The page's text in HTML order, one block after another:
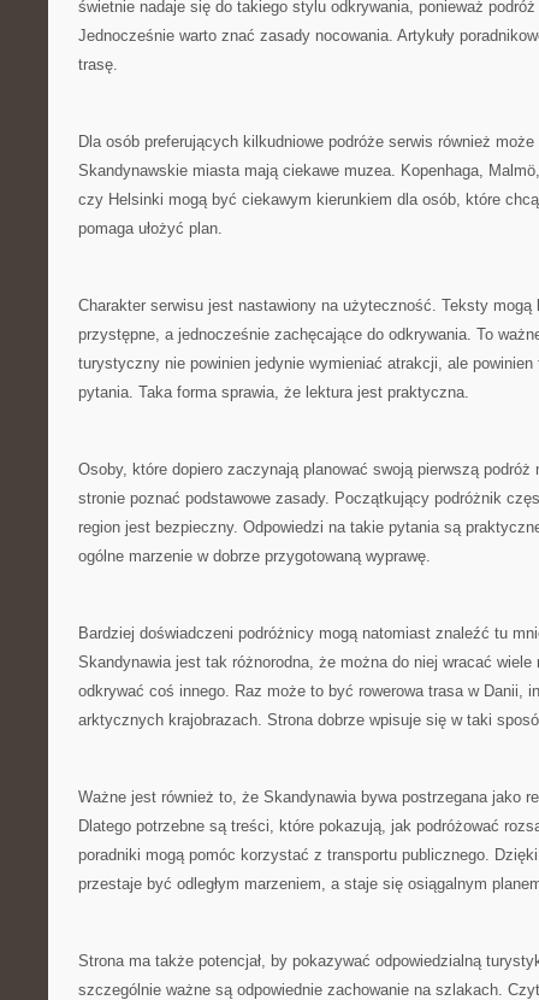
świetnie nadaje się do takiego stylu odkrywania, ponieważ
Jednocześnie warto znać zasady nocowania. Artykuły
trasę.
Dla osób preferujących kilkudniowe podróże serwis również
Skandynawskie miasta mają ciekawe muzea. Kopenhaga,
czy Helsinki mogą być ciekawym kierunkiem dla osób, które
pomaga ułożyć plan.
Charakter serwisu jest nastawiony na użyteczność. Teksty mogą
przystępne, a jednocześnie zachęcające do odkrywania. To
turystyczny nie powinien jedynie wymieniać atrakcji, ale powinien
pytania. Taka forma sprawia, że lektura jest praktyczna.
Osoby, które dopiero zaczynają planować swoją pierwszą podróż
stronie poznać podstawowe zasady. Początkujący podróżnik
region jest bezpieczny. Odpowiedzi na takie pytania są
ogólne marzenie w dobrze przygotowaną wyprawę.
Bardziej doświadczeni podróżnicy mogą natomiast znaleźć tu
Skandynawia jest tak różnorodna, że można do niej wracać
odkrywać coś innego. Raz może to być rowerowa trasa w Danii,
arktycznych krajobrazach. Strona dobrze wpisuje się w taki
Ważne jest również to, że Skandynawia bywa postrzegana jako
Dlatego potrzebne są treści, które pokazują, jak podróżować
poradniki mogą pomóc korzystać z transportu publicznego.
przestaje być odległym marzeniem, a staje się osiągalnym
Strona ma także potencjał, by pokazywać odpowiedzialną
szczególnie ważne są odpowiednie zachowanie na szlakach.